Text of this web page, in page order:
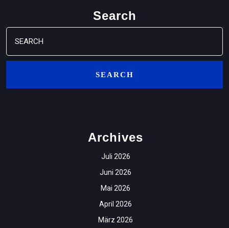
Search
Search
for:
Archives
Juli 2026
Juni 2026
Mai 2026
April 2026
März 2026